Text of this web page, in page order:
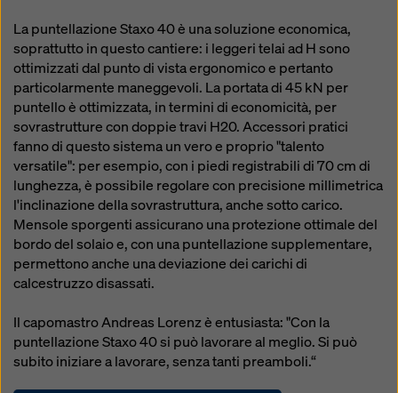
La puntellazione Staxo 40 è una soluzione economica,
soprattutto in questo cantiere: i leggeri telai ad H sono
ottimizzati dal punto di vista ergonomico e pertanto
particolarmente maneggevoli. La portata di 45 kN per
puntello è ottimizzata, in termini di economicità, per
sovrastrutture con doppie travi H20. Accessori pratici
fanno di questo sistema un vero e proprio "talento
versatile": per esempio, con i piedi registrabili di 70 cm di
lunghezza, è possibile regolare con precisione millimetrica
l'inclinazione della sovrastruttura, anche sotto carico.
Mensole sporgenti assicurano una protezione ottimale del
bordo del solaio e, con una puntellazione supplementare,
permettono anche una deviazione dei carichi di
calcestruzzo disassati.
Il capomastro Andreas Lorenz è entusiasta: "Con la
puntellazione Staxo 40 si può lavorare al meglio. Si può
subito iniziare a lavorare, senza tanti preamboli.“